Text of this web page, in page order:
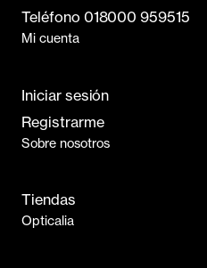
Teléfono 018000 959515
Mi cuenta
Iniciar sesión
Registrarme
Sobre nosotros
Tiendas
Opticalia